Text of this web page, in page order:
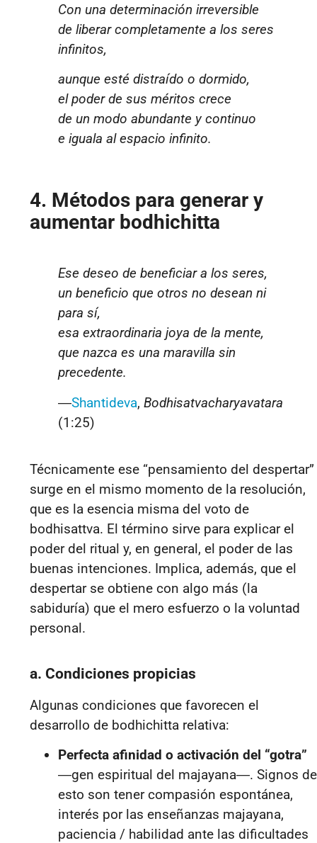
Con una determinación irreversible
de liberar completamente a los seres
infinitos,
aunque esté distraído o dormido,
el poder de sus méritos crece
de un modo abundante y continuo
e iguala al espacio infinito.
4. Métodos para generar y
aumentar bodhichitta
Ese deseo de beneficiar a los seres,
un beneficio que otros no desean ni
para sí,
esa extraordinaria joya de la mente,
que nazca es una maravilla sin
precedente.
―Shantideva, Bodhisatvacharyavatara
(1:25)
Técnicamente ese “pensamiento del despertar”
surge en el mismo momento de la resolución,
que es la esencia misma del voto de
bodhisattva. El término sirve para explicar el
poder del ritual y, en general, el poder de las
buenas intenciones. Implica, además, que el
despertar se obtiene con algo más (la
sabiduría) que el mero esfuerzo o la voluntad
personal.
a. Condiciones propicias
Algunas condiciones que favorecen el
desarrollo de bodhichitta relativa:
Perfecta afinidad o activación del “gotra”
―gen espiritual del majayana―. Signos de
esto son tener compasión espontánea,
interés por las enseñanzas majayana,
paciencia / habilidad ante las dificultades